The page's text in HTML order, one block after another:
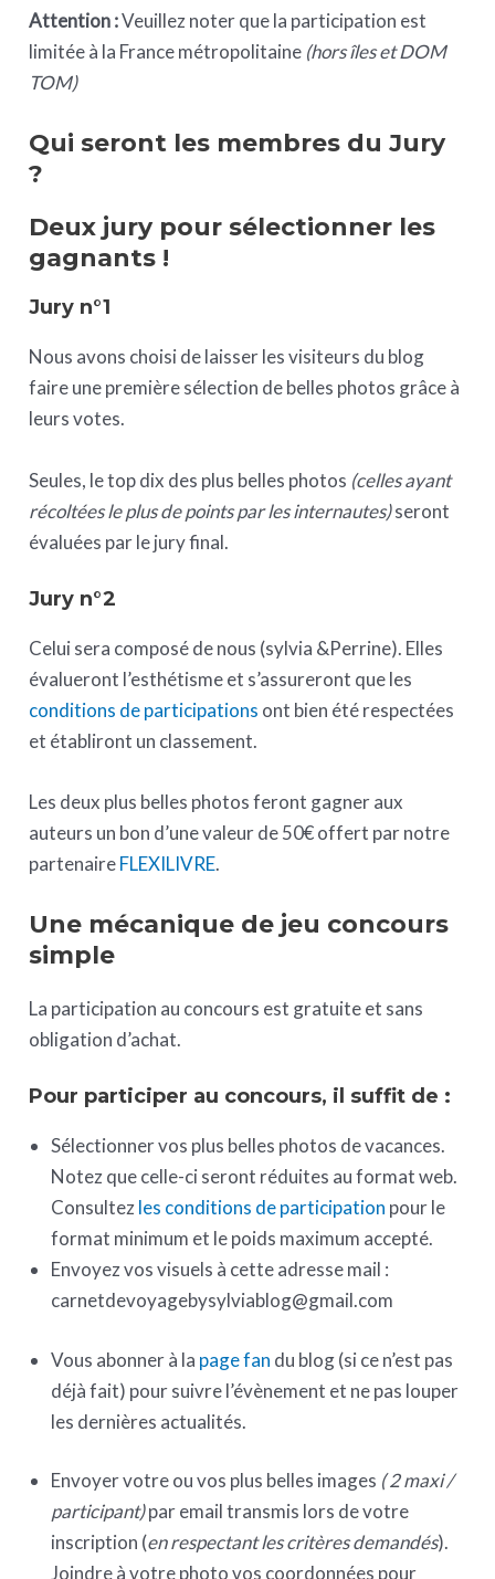
Attention :Veuillez noter que la participation est
limitée à la France métropolitaine (hors îles et DOM
TOM)
Qui seront les membres du Jury
?
Deux jury pour sélectionner les
gagnants !
Jury n°1
Nous avons choisi de laisser les visiteurs du blog
faire une première sélection de belles photos grâce à
leurs votes.
Seules, le top dix des plus belles photos (celles ayant
récoltées le plus de points par les internautes)seront
évaluées par le jury final.
Jury n°2
Celui sera composé de nous (sylvia &Perrine). Elles
évalueront l’esthétisme et s’assureront que les
conditions de participations ont bien été respectées
et établiront un classement.
Les deux plus belles photos feront gagner aux
auteurs un bon d’une valeur de 50€ offert par notre
partenaireFLEXILIVRE.
Une mécanique de jeu concours
simple
La participation au concours est gratuite et sans
obligation d’achat.
Pour participer au concours, il suffit de :
Sélectionner vos plus belles photos de vacances.
Notez que celle-ci seront réduites au format web.
Consultezles conditions de participation pour le
format minimum et le poids maximum accepté.
Envoyez vos visuels à cette adresse mail :
carnetdevoyagebysylviablog@gmail.com
Vous abonner à la page fan du blog (si ce n’est pas
déjà fait) pour suivre l’évènement et ne pas louper
les dernières actualités.
Envoyer votre ou vos plus belles images ( 2 maxi /
participant)par email transmis lors de votre
inscription (en respectant les critères demandés).
Joindre à votre photo vos coordonnées pour